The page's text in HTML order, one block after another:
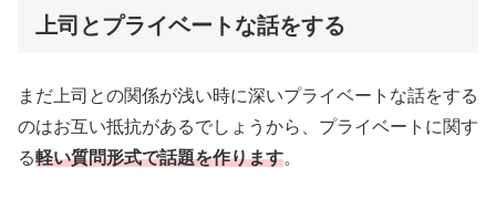
上司とプライベートな話をする
まだ上司との関係が浅い時に深いプライベートな話をする
のはお互い抵抗があるでしょうから、プライベートに関す
る軽い質問形式で話題を作ります。